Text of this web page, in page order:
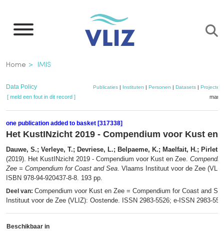
naar
inhoud
gaan
Kruimelpad
Home IMIS
Data Policy Publicaties| Instituten | Personen | Datasets| Projecten
[ meld een fout in dit record ]
one publication added to basket [317338]
Het KustINzicht 2019 - Compendium voor Kust en
Dauwe, S.; Verleye, T.; Devriese, L.; Belpaeme, K.; Maelfait, H.; Pirlet,
(2019). Het KustINzicht 2019 - Compendium voor Kust en Zee.
Zee = Compendium for Coast and Sea. Vlaams Instituut voor de Zee
ISBN 978-94-920437-8-8. 193 pp.
Deel van: Compendium voor Kust en Zee = Compendium for Coast and
Instituut voor de Zee (VLIZ): Oostende. ISSN 2983-5526; e-ISSN 2983-
Beschikbaar in